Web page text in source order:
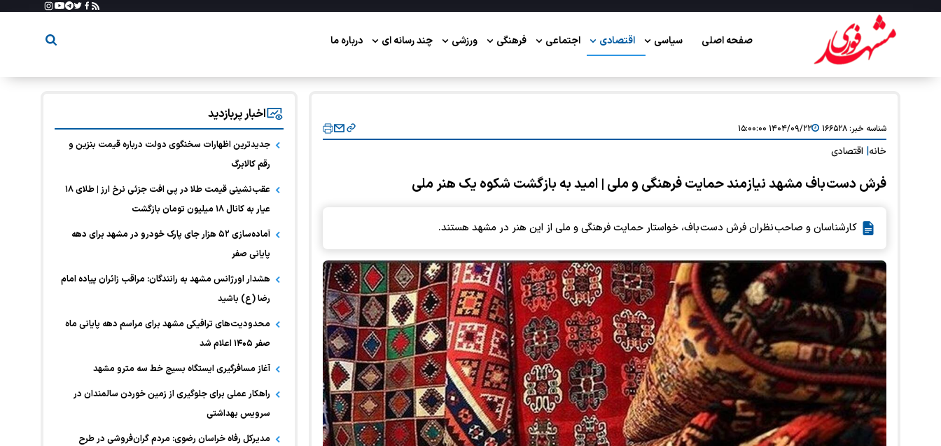
صفحه اصلی سیاسی اقتصادی اجتماعی فرهنگی ورزشی چند رسانه ای درباره ما
شناسه خبر:۱۶۶۵۲۸ ۱۴۰۴/۰۹/۲۲ ۱۵:۰۰:۰۰
خانه اقتصادی
فرش دست باف مشهد نیازمند حمایت فرهنگی و ملی | امید به بازگشت شکوه یک هنر ملی
کارشناسان و صاحب نظران فرش دست باف، خواستار حمایت فرهنگی و ملی از این هنر در مشهد هستند.
اخبار پربازدید
جدیدترین اظهارات سخنگوی دولت درباره قیمت بنزین و
رقم کالابرگ
عقب‌نشینی قیمت طلا در پی افت جزئی نرخ ارز | طلای ۱۸
عیار به کانال ۱۸ میلیون تومان بازگشت
آماده‌سازی ۵۲ هزار جای پارک خودرو در مشهد برای دهه
پایانی صفر
هشدار اورژانس مشهد به رانندگان: مراقب زائران پیاده امام
رضا (ع) باشید
محدودیت‌های ترافیکی مشهد برای مراسم دهه پایانی ماه
صفر ۱۴۰۵ اعلام شد
آغاز مسافرگیری ایستگاه بسیج خط سه مترو مشهد
راهکار عملی برای جلوگیری از زمین خوردن سالمندان در
سرویس بهداشتی
مدیرکل رفاه خراسان رضوی: مردم گران‌فروشی در طرح